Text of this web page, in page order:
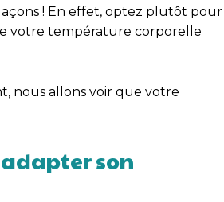
! En effet, optez plutôt pour
votre température corporelle
nous allons voir que votre
son